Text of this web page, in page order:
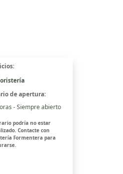
de apertura:
- Siempre abierto
podría no estar
Contacte con
Formentera para